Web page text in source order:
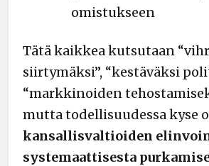
omistukseen
Tätä kaikkea kutsutaan
siirtymäksi”, “kestäväksi
“markkinoiden
mutta todellisuudessa kyse
kansallisvaltioiden
systemaattisesta